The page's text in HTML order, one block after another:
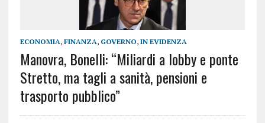
ECONOMIA, FINANZA, GOVERNO, IN EVIDENZA
Manovra, Bonelli: “Miliardi a lobby e ponte
Stretto, ma tagli a sanità, pensioni e
trasporto pubblico”